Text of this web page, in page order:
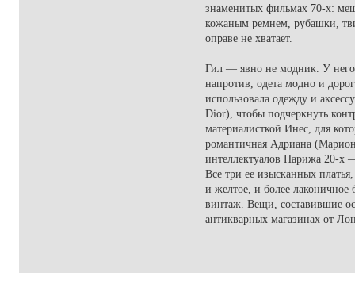
знаменитых фильмах 70-х:
кожаным ремнем, рубашки,
оправе не хватает.
Гил — явно не модник. У него
напротив, одета модно и
использовала одежду и
Dior), чтобы подчеркнуть
материалисткой Инес, для
романтичная Адриана
интеллектуалов Парижа 20-х
Все три ее изысканных
и желтое, и более
винтаж. Вещи, составившие
антикварных магазинах от